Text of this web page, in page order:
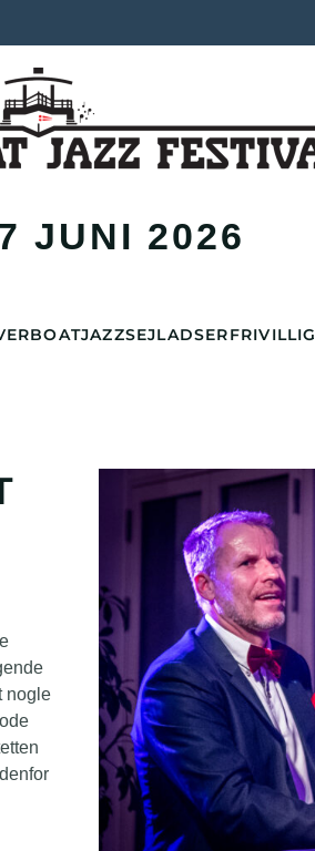
JUNI 2026
JAZZSEJLADSERFRIVILLIG
nogle